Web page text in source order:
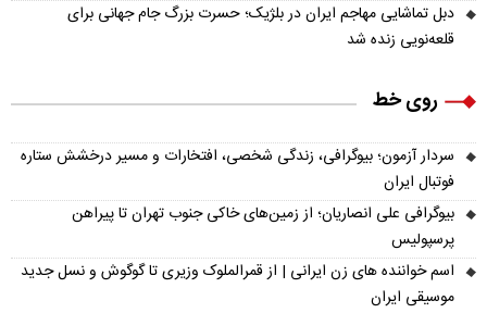
دبل تماشایی مهاجم ایران در بلژیک؛ حسرت بزرگ جام جهانی برای
قلعه‌نویی زنده شد
روی خط
سردار آزمون؛ بیوگرافی، زندگی شخصی، افتخارات و مسیر درخشش ستاره
فوتبال ایران
بیوگرافی علی انصاریان؛ از زمین‌های خاکی جنوب تهران تا پیراهن
پرسپولیس
اسم خواننده های زن ایرانی | از قمرالملوک وزیری تا گوگوش و نسل جدید
موسیقی ایران